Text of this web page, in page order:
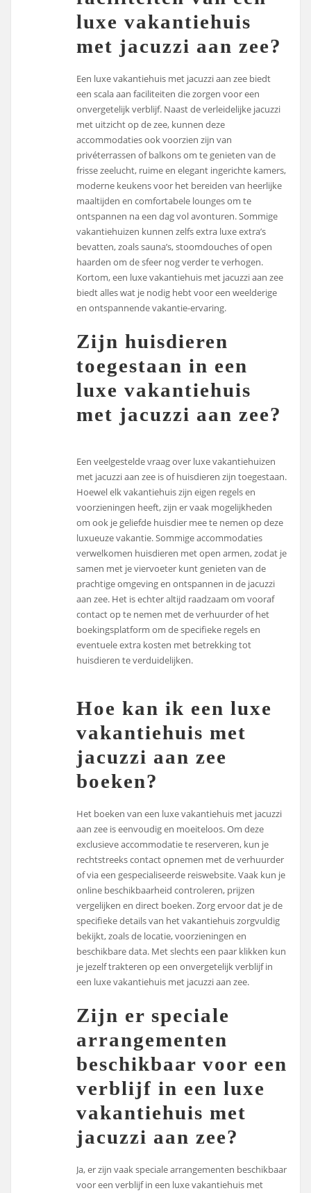
luxe vakantiehuis
met jacuzzi aan zee?
Een luxe vakantiehuis met jacuzzi aan zee biedt
een scala aan faciliteiten die zorgen voor een
onvergetelijk verblijf. Naast de verleidelijke jacuzzi
met uitzicht op de zee, kunnen deze
accommodaties ook voorzien zijn van
privéterrassen of balkons om te genieten van de
frisse zeelucht, ruime en elegant ingerichte kamers,
moderne keukens voor het bereiden van heerlijke
maaltijden en comfortabele lounges om te
ontspannen na een dag vol avonturen. Sommige
vakantiehuizen kunnen zelfs extra luxe extra’s
bevatten, zoals sauna’s, stoomdouches of open
haarden om de sfeer nog verder te verhogen.
Kortom, een luxe vakantiehuis met jacuzzi aan zee
biedt alles wat je nodig hebt voor een weelderige
en ontspannende vakantie-ervaring.
Zijn huisdieren
toegestaan in een
luxe vakantiehuis
met jacuzzi aan zee?
Een veelgestelde vraag over luxe vakantiehuizen
met jacuzzi aan zee is of huisdieren zijn toegestaan.
Hoewel elk vakantiehuis zijn eigen regels en
voorzieningen heeft, zijn er vaak mogelijkheden
om ook je geliefde huisdier mee te nemen op deze
luxueuze vakantie. Sommige accommodaties
verwelkomen huisdieren met open armen, zodat je
samen met je viervoeter kunt genieten van de
prachtige omgeving en ontspannen in de jacuzzi
aan zee. Het is echter altijd raadzaam om vooraf
contact op te nemen met de verhuurder of het
boekingsplatform om de specifieke regels en
eventuele extra kosten met betrekking tot
huisdieren te verduidelijken.
Hoe kan ik een luxe
vakantiehuis met
jacuzzi aan zee
boeken?
Het boeken van een luxe vakantiehuis met jacuzzi
aan zee is eenvoudig en moeiteloos. Om deze
exclusieve accommodatie te reserveren, kun je
rechtstreeks contact opnemen met de verhuurder
of via een gespecialiseerde reiswebsite. Vaak kun je
online beschikbaarheid controleren, prijzen
vergelijken en direct boeken. Zorg ervoor dat je de
specifieke details van het vakantiehuis zorgvuldig
bekijkt, zoals de locatie, voorzieningen en
beschikbare data. Met slechts een paar klikken kun
je jezelf trakteren op een onvergetelijk verblijf in
een luxe vakantiehuis met jacuzzi aan zee.
Zijn er speciale
arrangementen
beschikbaar voor een
verblijf in een luxe
vakantiehuis met
jacuzzi aan zee?
Ja, er zijn vaak speciale arrangementen beschikbaar
voor een verblijf in een luxe vakantiehuis met